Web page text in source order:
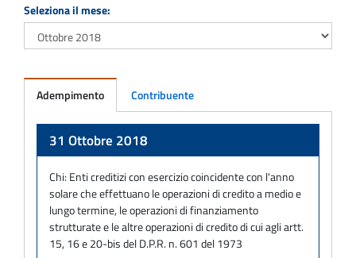
Seleziona il mese:
Adempimento Contribuente
31 Ottobre 2018
Chi: Enti creditizi con esercizio coincidente con l'anno
solare che effettuano le operazioni di credito a medio e
lungo termine, le operazioni di finanziamento
strutturate e le altre operazioni di credito di cui agli artt.
15, 16 e 20-bis del D.P.R. n. 601 del 1973